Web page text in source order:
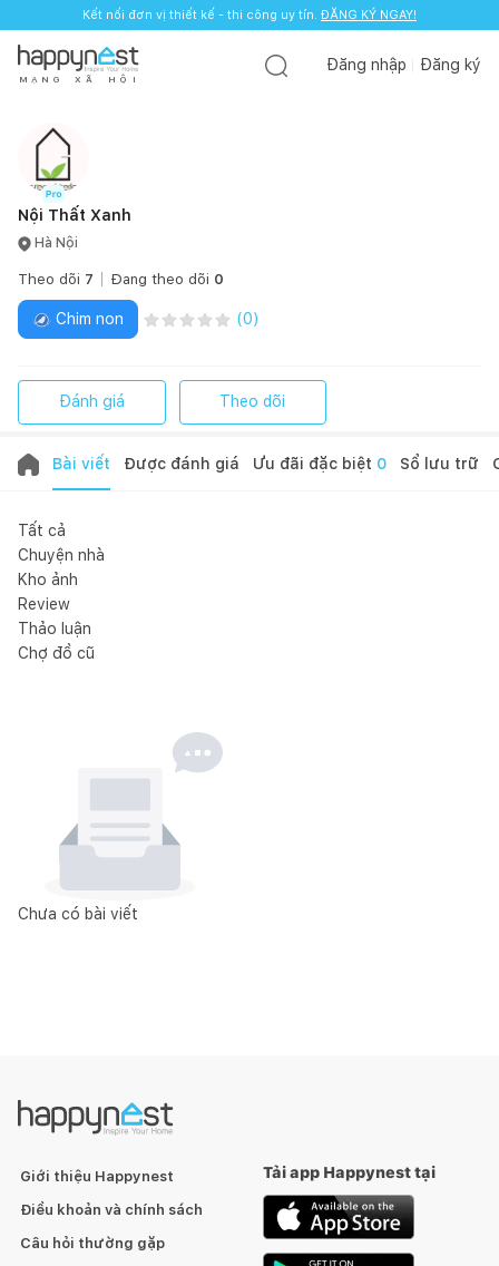
Kết nối đơn vị thiết kế - thi công uy tín. ĐĂNG KÝ NGAY!
M Ạ N G X Ã H Ộ I
Đăng nhập Đăng ký
Nội Thất Xanh
Hà Nội
Theo dõi 7 Đang theo dõi 0
Chim non (0)
Đánh giá Theo dõi
Bài viết Được đánh giá Ưu đãi đặc biệt 0 Sổ lưu trữ
Tất cả
Chuyện nhà
Kho ảnh
Review
Thảo luận
Chợ đồ cũ
Chưa có bài viết
Giới thiệu Happynest
Điều khoản và chính sách
Câu hỏi thường gặp
Tải app Happynest tại